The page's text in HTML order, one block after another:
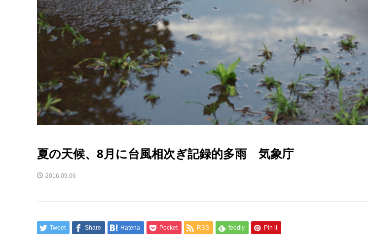
夏の天候、8月に台風相次ぎ記録的多雨 気象庁
2016.09.06
Tweet Share Hatena Pocket RSS feedly Pin it